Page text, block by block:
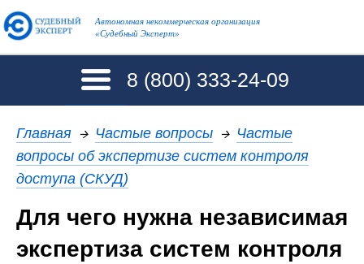
Автономная некоммерческая организация
«Судебный Эксперт»
8 (800) 333-24-09
Главная → Частые вопросы → Частые
вопросы об экспертизе систем контроля
доступа (СКУД)
Для чего нужна независимая
экспертиза систем контроля